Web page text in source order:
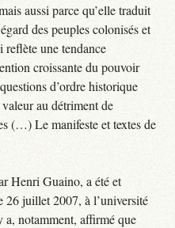
aussi parce qu’elle traduit
des peuples colonisés et
une tendance
croissante du pouvoir
d’ordre historique
au détriment de
(…) Le manifeste et textes de
Henri Guaino, a été et
26 juillet 2007, à l’université
notamment, affirmé que